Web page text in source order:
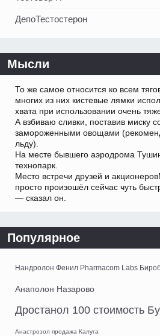
ДепоТестостерон
Мысли
То же самое относится ко всем
многих из них кистевые лямки
хвата при использовании очень
А взбиваю сливки, поставив миску
замороженными овощами
льду).
На месте бывшего аэродрома
технопарк.
Место встречи друзей и
просто произошёл сейчас чуть
— сказал он.
Популярное
Нандролон Фенил Pharmacom Labs
Анаполон Назарово
Дростанол 100 стоимость
Анастрозол продажа Калуга